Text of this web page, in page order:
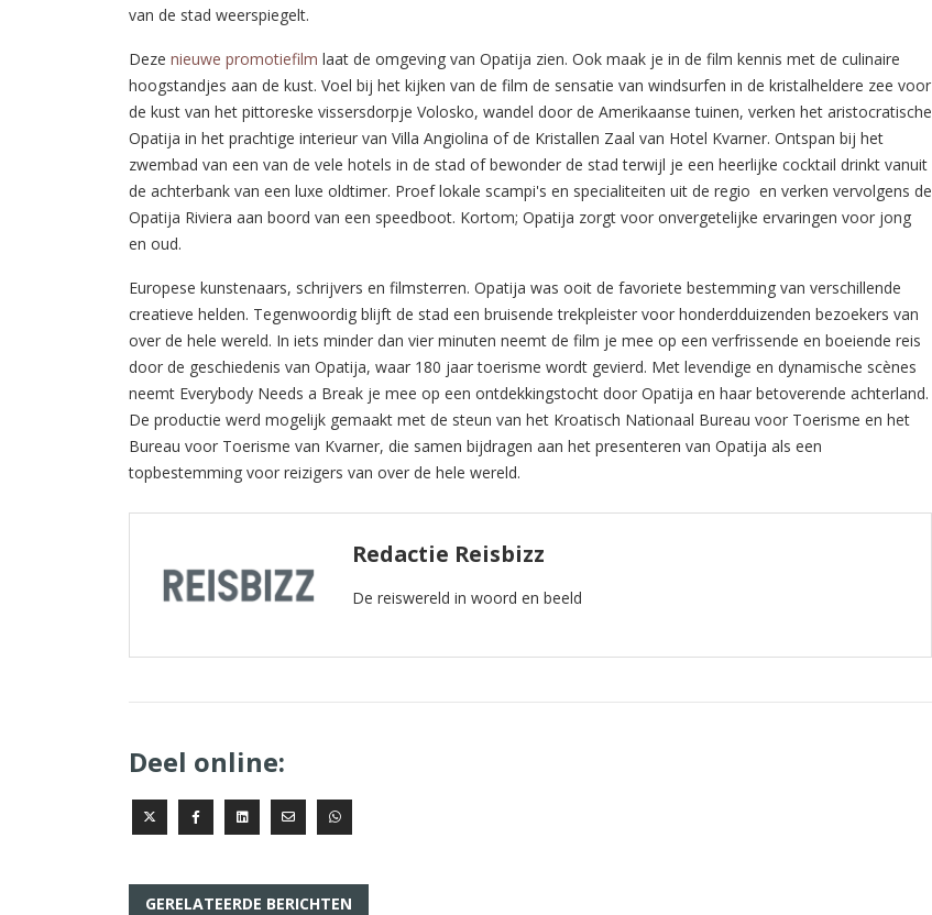
van de stad weerspiegelt.
Deze nieuwe promotiefilm laat de omgeving van Opatija zien. Ook maak je in de film kennis met de culinaire
hoogstandjes aan de kust. Voel bij het kijken van de film de sensatie van windsurfen in de kristalheldere zee voor
de kust van het pittoreske vissersdorpje Volosko, wandel door de Amerikaanse tuinen, verken het aristocratische
Opatija in het prachtige interieur van Villa Angiolina of de Kristallen Zaal van Hotel Kvarner. Ontspan bij het
zwembad van een van de vele hotels in de stad of bewonder de stad terwijl je een heerlijke cocktail drinkt vanuit
de achterbank van een luxe oldtimer. Proef lokale scampi's en specialiteiten uit de regio en verken vervolgens de
Opatija Riviera aan boord van een speedboot. Kortom; Opatija zorgt voor onvergetelijke ervaringen voor jong
en oud.
Europese kunstenaars, schrijvers en filmsterren. Opatija was ooit de favoriete bestemming van verschillende
creatieve helden. Tegenwoordig blijft de stad een bruisende trekpleister voor honderdduizenden bezoekers van
over de hele wereld. In iets minder dan vier minuten neemt de film je mee op een verfrissende en boeiende reis
door de geschiedenis van Opatija, waar 180 jaar toerisme wordt gevierd. Met levendige en dynamische scènes
neemt Everybody Needs a Break je mee op een ontdekkingstocht door Opatija en haar betoverende achterland.
De productie werd mogelijk gemaakt met de steun van het Kroatisch Nationaal Bureau voor Toerisme en het
Bureau voor Toerisme van Kvarner, die samen bijdragen aan het presenteren van Opatija als een
topbestemming voor reizigers van over de hele wereld.
Redactie Reisbizz
De reiswereld in woord en beeld
Deel online:
GERELATEERDE BERICHTEN